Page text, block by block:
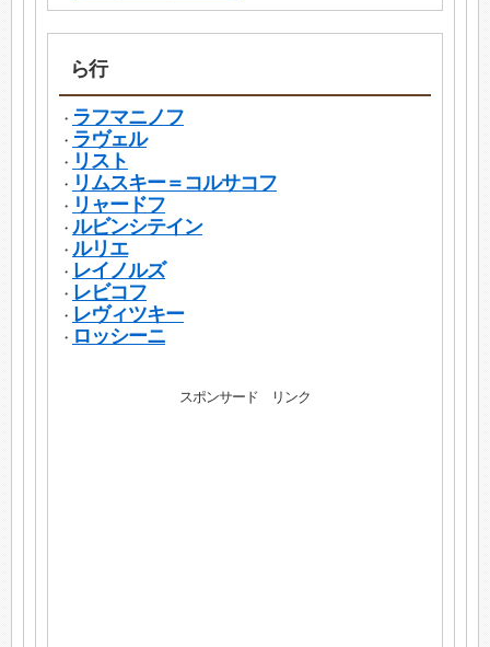
ら行
・ ラフマニノフ
・ ラヴェル
・ リスト
・ リムスキー＝コルサコフ
・ リャードフ
・ ルビンシテイン
・ ルリエ
・ レイノルズ
・ レビコフ
・ レヴィツキー
・ ロッシーニ
スポンサード リンク